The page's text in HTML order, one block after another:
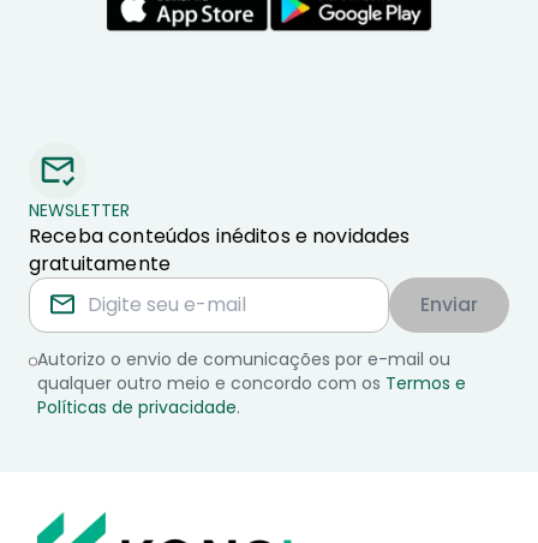
NEWSLETTER
Receba conteúdos inéditos e novidades
gratuitamente
Enviar
Autorizo o envio de comunicações por e-mail ou
qualquer outro meio e concordo com os Termos e
Políticas de privacidade.